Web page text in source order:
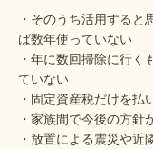
・そのうち活用すると
ば数年使っていない
・年に数回掃除に行く
ていない
・固定資産税だけを払
・家族間で今後の方針
・放置による震災や近